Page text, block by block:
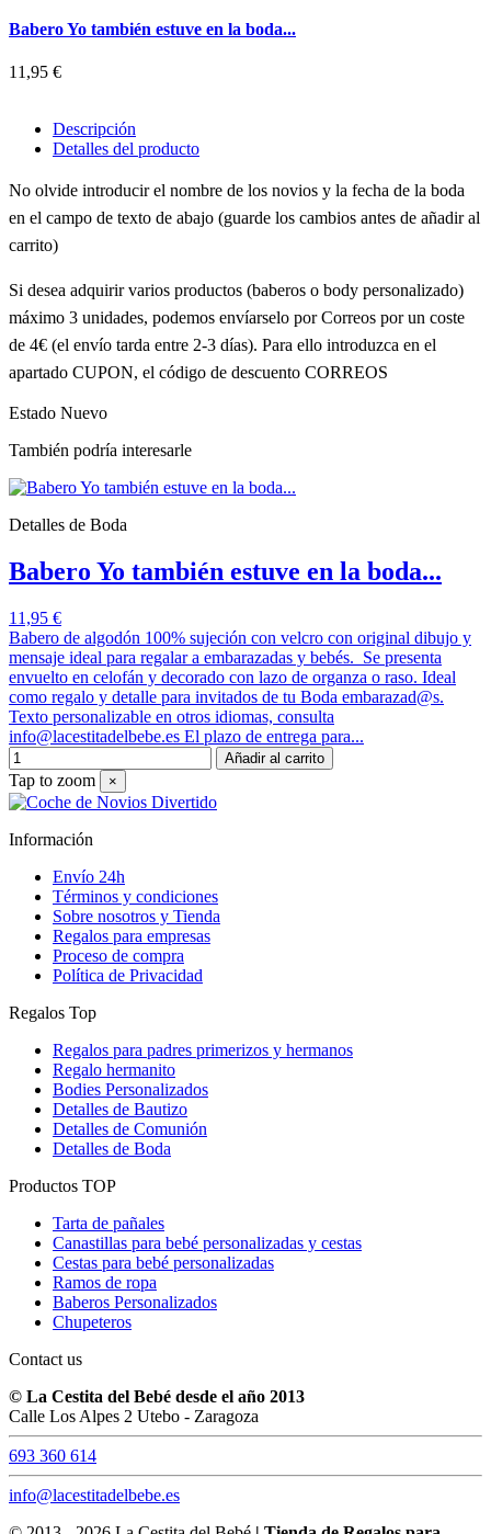
Babero Yo también estuve en la boda...
11,95 €
Descripción
Detalles del producto
No olvide introducir el nombre de los novios y la fecha de la boda
en el campo de texto de abajo (guarde los cambios antes de añadir al
carrito)
Si desea adquirir varios productos (baberos o body personalizado)
máximo 3 unidades, podemos envíarselo por Correos por un coste
de 4€ (el envío tarda entre 2-3 días). Para ello introduzca en el
apartado CUPON, el código de descuento CORREOS
Estado Nuevo
También podría interesarle
Detalles de Boda
Babero Yo también estuve en la boda...
11,95 €
Babero de algodón 100% sujeción con velcro con original dibujo y
mensaje ideal para regalar a embarazadas y bebés. Se presenta
envuelto en celofán y decorado con lazo de organza o raso. Ideal
como regalo y detalle para invitados de tu Boda embarazad@s.
Texto personalizable en otros idiomas, consulta
info@lacestitadelbebe.es El plazo de entrega para...
Añadir al carrito
Tap to zoom ×
Información
Envío 24h
Términos y condiciones
Sobre nosotros y Tienda
Regalos para empresas
Proceso de compra
Política de Privacidad
Regalos Top
Regalos para padres primerizos y hermanos
Regalo hermanito
Bodies Personalizados
Detalles de Bautizo
Detalles de Comunión
Detalles de Boda
Productos TOP
Tarta de pañales
Canastillas para bebé personalizadas y cestas
Cestas para bebé personalizadas
Ramos de ropa
Baberos Personalizados
Chupeteros
Contact us
© La Cestita del Bebé desde el año 2013
Calle Los Alpes 2 Utebo - Zaragoza
693 360 614
info@lacestitadelbebe.es